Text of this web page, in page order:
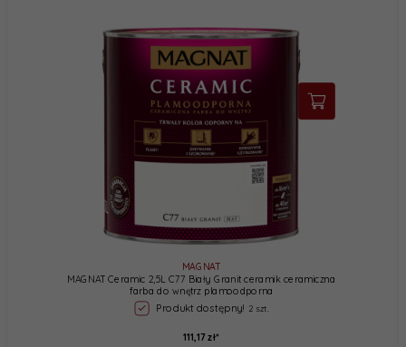
MAGNAT
MAGNAT Ceramic 2,5L C77 Biały Granit ceramik ceramiczna
farba do wnętrz plamoodporna
Produkt dostępny! 2 szt.
111,17 zł*